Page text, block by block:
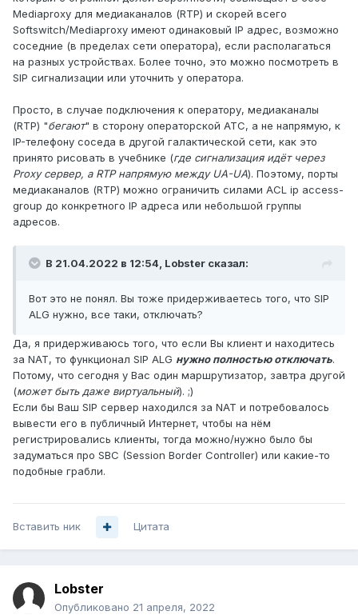
Mediaproxy для медиаканалов (RTP) и скорей всего
Softswitch/Mediaproxy имеют одинаковый IP адрес, возможно
соседние (в пределах сети оператора), если располагаться
на разных устройствах. Более точно, это можно посмотреть в
SIP сигнализации или уточнить у оператора.
Просто, в случае подключения к оператору, медиаканалы
(RTP) "бегают" в сторону операторской АТС, а не напрямую, к
IP-телефону соседа в другой галактической сети, как это
принято рисовать в учебнике (где сигнализация идёт через
Proxy сервер, а RTP напрямую между UA-UA). Поэтому, порты
медиаканалов (RTP) можно ограничить силами ACL ip access-
group до конкретного IP адреса или небольшой группы
адресов.
В 21.04.2022 в 12:54, Lobster сказал:
Вот это не понял. Вы тоже придерживаетесь того, что SIP
ALG нужно, все таки, отключать?
Да, я придерживаюсь того, что если Вы клиент и находитесь
за NAT, то функционал SIP ALG нужно полностью отключать.
Потому, что сегодня у Вас один маршрутизатор, завтра другой
(может быть даже виртуальный). ;)
Если бы Ваш SIP сервер находился за NAT и потребовалось
вывести его в публичный Интернет, чтобы на нём
регистрировались клиенты, тогда можно/нужно было бы
задуматься про SBC (Session Border Controller) или какие-то
подобные грабли.
Вставить ник Цитата
Lobster
Опубликовано 21 апреля, 2022